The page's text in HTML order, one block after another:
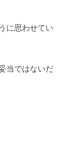
に思わせてい
当ではないだ